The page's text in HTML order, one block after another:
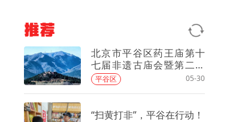
推荐
北京市平谷区药王庙第十
七届非遗古庙会暨第二届
香囊文化
平谷区 05-30
“扫黄打非”，平谷在行动！